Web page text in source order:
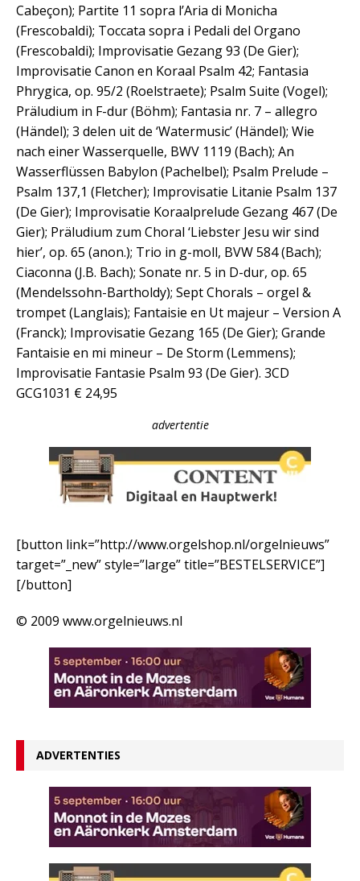
Cabeçon); Partite 11 sopra l’Aria di Monicha
(Frescobaldi); Toccata sopra i Pedali del Organo
(Frescobaldi); Improvisatie Gezang 93 (De Gier);
Improvisatie Canon en Koraal Psalm 42; Fantasia
Phrygica, op. 95/2 (Roelstraete); Psalm Suite (Vogel);
Präludium in F-dur (Böhm); Fantasia nr. 7 – allegro
(Händel); 3 delen uit de ‘Watermusic’ (Händel); Wie
nach einer Wasserquelle, BWV 1119 (Bach); An
Wasserflüssen Babylon (Pachelbel); Psalm Prelude –
Psalm 137,1 (Fletcher); Improvisatie Litanie Psalm 137
(De Gier); Improvisatie Koraalprelude Gezang 467 (De
Gier); Präludium zum Choral ‘Liebster Jesu wir sind
hier’, op. 65 (anon.); Trio in g-moll, BVW 584 (Bach);
Ciaconna (J.B. Bach); Sonate nr. 5 in D-dur, op. 65
(Mendelssohn-Bartholdy); Sept Chorals – orgel &
trompet (Langlais); Fantaisie en Ut majeur – Version A
(Franck); Improvisatie Gezang 165 (De Gier); Grande
Fantaisie en mi mineur – De Storm (Lemmens);
Improvisatie Fantasie Psalm 93 (De Gier). 3CD
GCG1031 € 24,95
advertentie
[button link=”http://www.orgelshop.nl/orgelnieuws”
target=”_new” style=”large” title=”BESTELSERVICE”]
[/button]
© 2009 www.orgelnieuws.nl
ADVERTENTIES